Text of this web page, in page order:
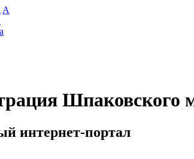
A
Шпаковского
интернет-портал